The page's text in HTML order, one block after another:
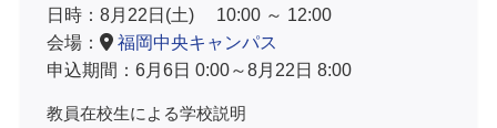
日時：8月22日(土) 10:00 ～ 12:00
会場：
福岡中央キャンパス
申込期間：6月6日 0:00～8月22日 8:00
教員在校生による学校説明